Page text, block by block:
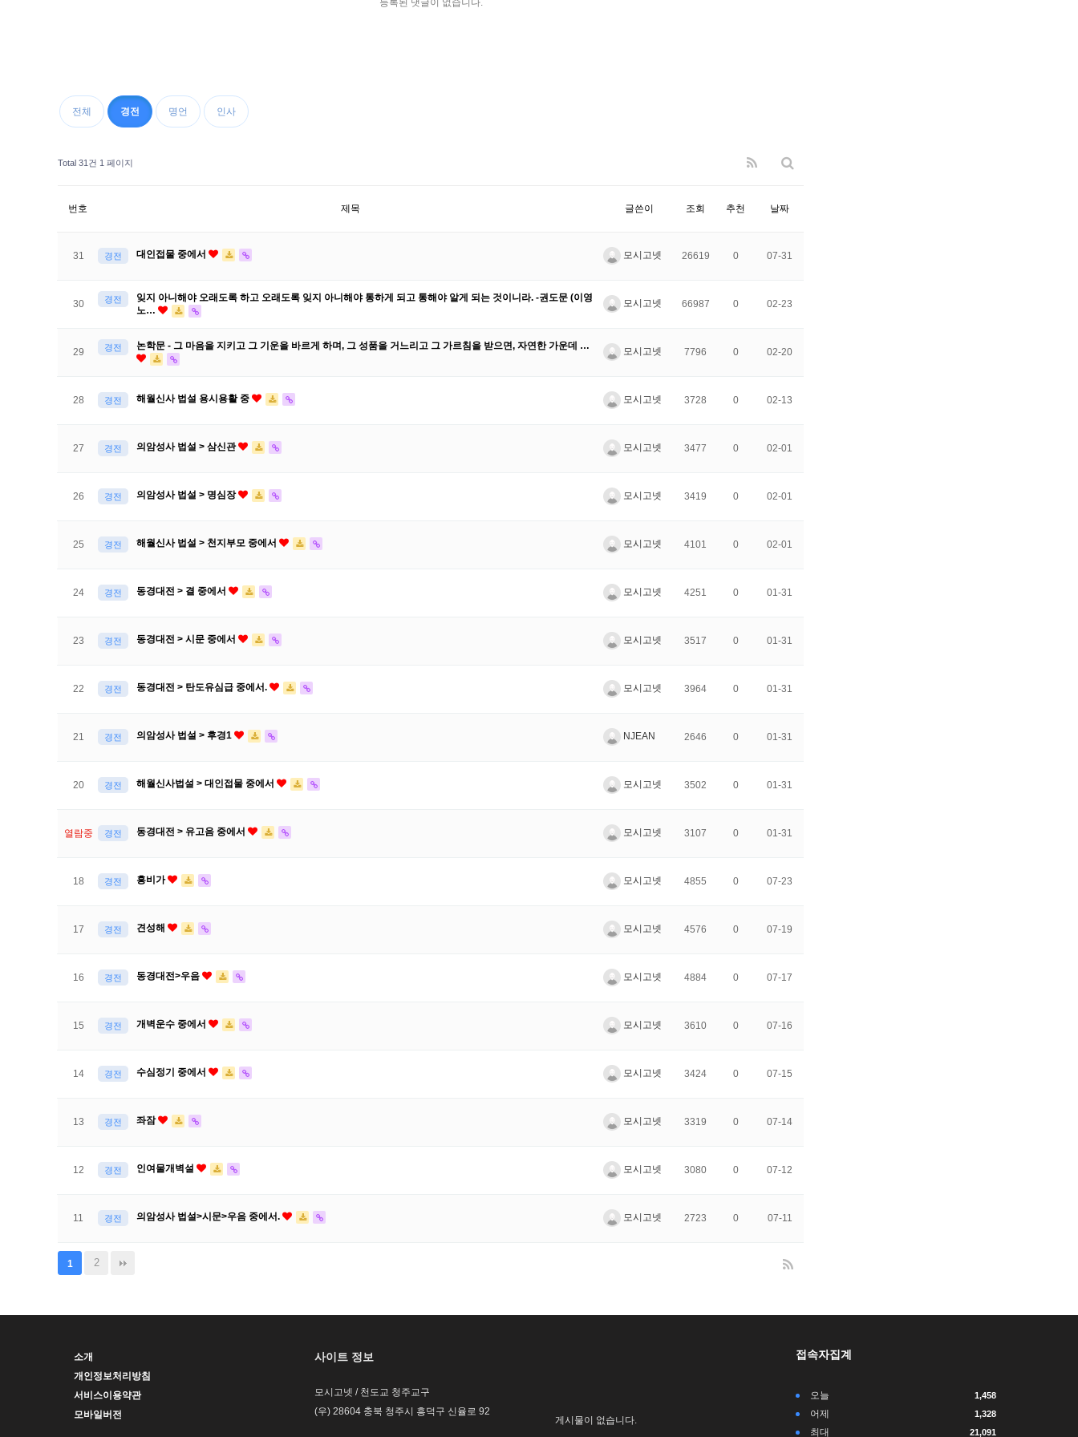
등록된 댓글이 없습니다.
전체 경전 명언 인사
Total 31건 1 페이지
번호 제목 글쓴이 조회 추천 날짜
31 경전 대인접물 중에서 모시고넷 26619 0 07-31
30 경전
잊지 아니해야 오래도록 하고 오래도록 잊지 아니해야 통하게 되고 통해야 알게 되는 것이니라. -권도문 (이영
노…
모시고넷 66987 0 02-23
29 경전 논학문 - 그 마음을 지키고 그 기운을 바르게 하며, 그 성품을 거느리고 그 가르침을 받으면, 자연한 가운데 …
모시고넷 7796 0 02-20
28 경전 해월신사 법설 용시용활 중 모시고넷 3728 0 02-13
27 경전 의암성사 법설 > 삼신관 모시고넷 3477 0 02-01
26 경전 의암성사 법설 > 명심장 모시고넷 3419 0 02-01
25 경전 해월신사 법설 > 천지부모 중에서 모시고넷 4101 0 02-01
24 경전 동경대전 > 결 중에서 모시고넷 4251 0 01-31
23 경전 동경대전 > 시문 중에서 모시고넷 3517 0 01-31
22 경전 동경대전 > 탄도유심급 중에서. 모시고넷 3964 0 01-31
21 경전 의암성사 법설 > 후경1 NJEAN 2646 0 01-31
20 경전 해월신사법설 > 대인접물 중에서 모시고넷 3502 0 01-31
열람중 경전 동경대전 > 유고음 중에서 모시고넷 3107 0 01-31
18 경전 흥비가 모시고넷 4855 0 07-23
17 경전 견성해 모시고넷 4576 0 07-19
16 경전 동경대전>우음 모시고넷 4884 0 07-17
15 경전 개벽운수 중에서 모시고넷 3610 0 07-16
14 경전 수심정기 중에서 모시고넷 3424 0 07-15
13 경전 좌잠 모시고넷 3319 0 07-14
12 경전 인여물개벽설 모시고넷 3080 0 07-12
11 경전 의암성사 법설>시문>우음 중에서. 모시고넷 2723 0 07-11
1 2
소개
개인정보처리방침
서비스이용약관
모바일버전
사이트 정보
모시고넷 / 천도교 청주교구
(우) 28604 충북 청주시 흥덕구 신율로 92
게시물이 없습니다.
접속자집계
오늘 1,458
어제 1,328
최대 21,091